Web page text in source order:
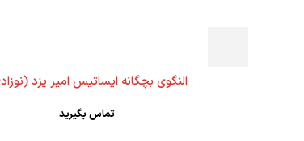
النگوی بچگانه ایساتیس امیر یزد
تماس بگیرید